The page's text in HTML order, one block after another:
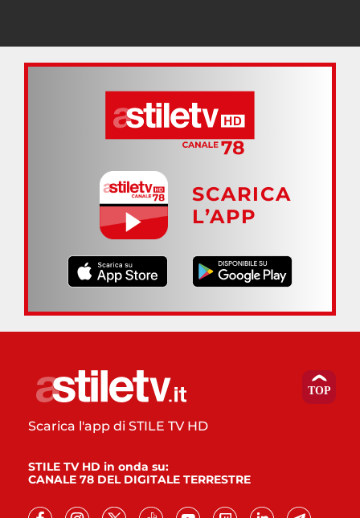
SCARICA
L’APP
Scarica l'app di STILE TV HD
STILE TV HD in onda su:
CANALE 78 DEL DIGITALE TERRESTRE